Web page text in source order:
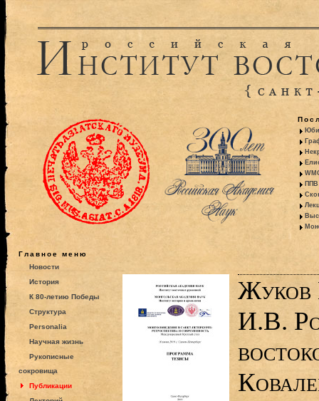
ППВ
Главное меню
Новости
История
К 80-летию Победы
Структура
Personalia
Научная жизнь
Рукописные
сокровища
Публикации
Жуков
И.В.